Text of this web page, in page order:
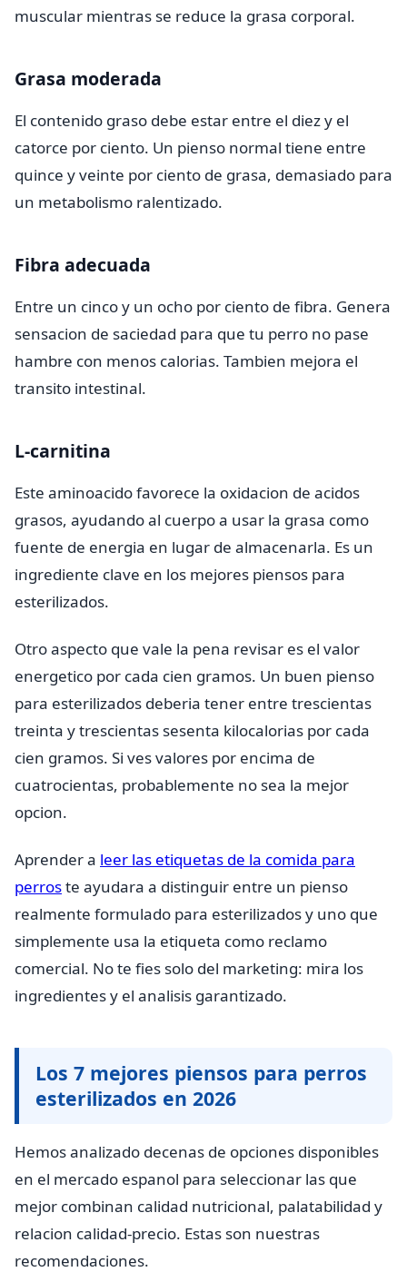
muscular mientras se reduce la grasa corporal.
Grasa moderada
El contenido graso debe estar entre el diez y el
catorce por ciento. Un pienso normal tiene entre
quince y veinte por ciento de grasa, demasiado para
un metabolismo ralentizado.
Fibra adecuada
Entre un cinco y un ocho por ciento de fibra. Genera
sensacion de saciedad para que tu perro no pase
hambre con menos calorias. Tambien mejora el
transito intestinal.
L-carnitina
Este aminoacido favorece la oxidacion de acidos
grasos, ayudando al cuerpo a usar la grasa como
fuente de energia en lugar de almacenarla. Es un
ingrediente clave en los mejores piensos para
esterilizados.
Otro aspecto que vale la pena revisar es el valor
energetico por cada cien gramos. Un buen pienso
para esterilizados deberia tener entre trescientas
treinta y trescientas sesenta kilocalorias por cada
cien gramos. Si ves valores por encima de
cuatrocientas, probablemente no sea la mejor
opcion.
Aprender a leer las etiquetas de la comida para
perroste ayudara a distinguir entre un pienso
realmente formulado para esterilizados y uno que
simplemente usa la etiqueta como reclamo
comercial. No te fies solo del marketing: mira los
ingredientes y el analisis garantizado.
Los 7 mejores piensos para perros
esterilizados en 2026
Hemos analizado decenas de opciones disponibles
en el mercado espanol para seleccionar las que
mejor combinan calidad nutricional, palatabilidad y
relacion calidad-precio. Estas son nuestras
recomendaciones.